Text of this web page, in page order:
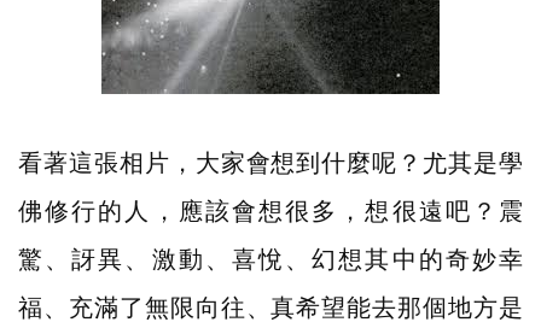
看著這張相片，大家會想到什麼呢？尤其是學
佛修行的人，應該會想很多，想很遠吧？震
驚、訝異、激動、喜悅、幻想其中的奇妙幸
福、充滿了無限向往、真希望能去那個地方是